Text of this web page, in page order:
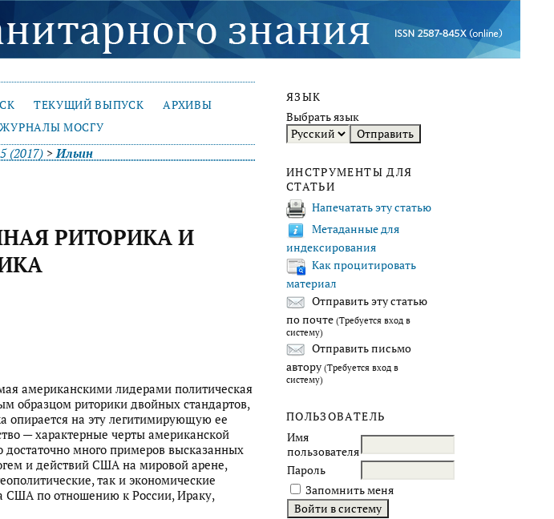
ЯЗЫК
Выбрать язык
ИНСТРУМЕНТЫ ДЛЯ
СТАТЬИ
Напечатать эту статью
Метаданные для
индексирования
Как процитировать
материал
Отправить эту статью
по почте (Требуется вход в
систему)
Отправить письмо
автору (Требуется вход в
систему)
ПОЛЬЗОВАТЕЛЬ
Имя
пользователя
Пароль
Запомнить меня
ТЕКУЩИЙ ВЫПУСК
АРХИВЫ
ЖУРНАЛЫ МОСГУ
(2017) >Ильин
РИТОРИКА И
американскими лидерами политическая
образцом риторики двойных стандартов,
опирается на эту легитимирующую ее
— характерные черты американской
много примеров высказанных
и действий США на мировой арене,
так и экономические
США по отношению к России, Ираку,